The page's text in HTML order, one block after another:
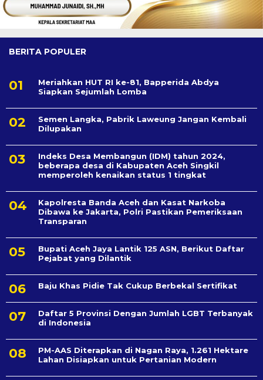
BERITA POPULER
Meriahkan HUT RI ke-81, Bapperida Abdya
Siapkan Sejumlah Lomba
Semen Langka, Pabrik Laweung Jangan Kembali
Dilupakan
Indeks Desa Membangun (IDM) tahun 2024,
beberapa desa di Kabupaten Aceh Singkil
memperoleh kenaikan status 1 tingkat
Kapolresta Banda Aceh dan Kasat Narkoba
Dibawa ke Jakarta, Polri Pastikan Pemeriksaan
Transparan
Bupati Aceh Jaya Lantik 125 ASN, Berikut Daftar
Pejabat yang Dilantik
Baju Khas Pidie Tak Cukup Berbekal Sertifikat
Daftar 5 Provinsi Dengan Jumlah LGBT Terbanyak
di Indonesia
PM-AAS Diterapkan di Nagan Raya, 1.261 Hektare
Lahan Disiapkan untuk Pertanian Modern